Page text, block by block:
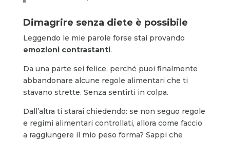
Dimagrire senza diete è possibile
Leggendo le mie parole forse stai provando
emozioni contrastanti.
Da una parte sei felice, perché puoi finalmente
abbandonare alcune regole alimentari che ti
stavano strette. Senza sentirti in colpa.
Dall’altra ti starai chiedendo: se non seguo regole
e regimi alimentari controllati, allora come faccio
a raggiungere il mio peso forma? Sappi che